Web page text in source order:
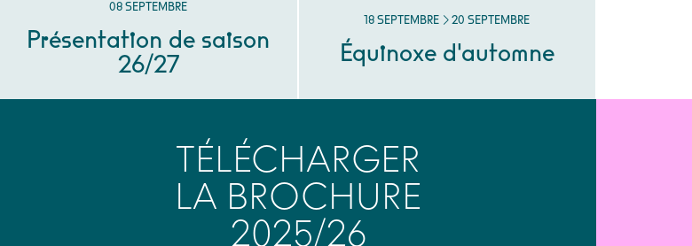
08 SEPTEMBRE
SEPTEMBRE
Présentation de saison
26/27
DU
18 SEPTEMBRE
SEPTEMBRE AU
20 SEPTEMBRE
SEPTEMBRE
Équinoxe d'automne
TÉLÉCHARGER
LA BROCHURE
2025/26